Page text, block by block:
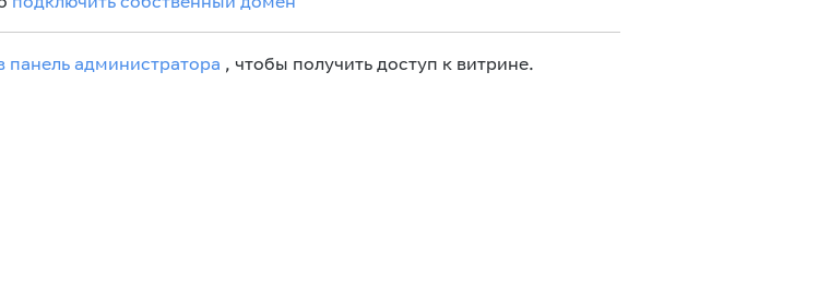
панель администратора , чтобы получить доступ к витрине.